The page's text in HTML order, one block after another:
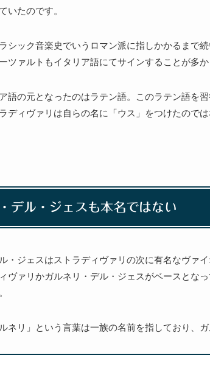
いたのです。
シック音楽史でいうロマン派に指しかかるまで
ツァルトもイタリア語にてサインすることが多か
語の元となったのはラテン語。このラテン語を
ディヴァリは自らの名に「ウス」をつけたので
デル・ジェスも本名ではない
・ジェスはストラディヴァリの次に有名なヴァ
ヴァリかガルネリ・デル・ジェスがベースとな
ネリ」という言葉は一族の名前を指しており、